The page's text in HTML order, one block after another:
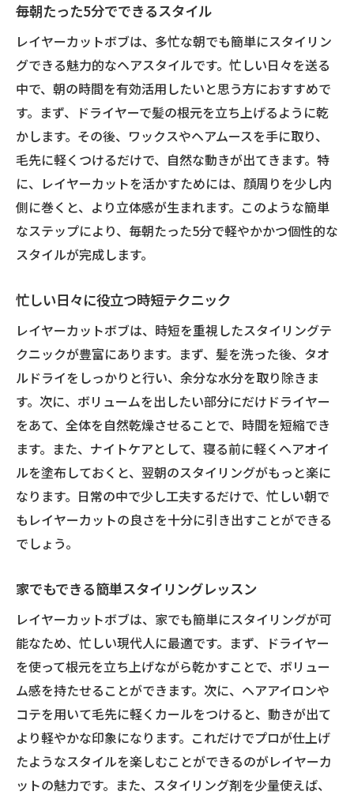
毎朝たった5分でできるスタイル
レイヤーカットボブは、多忙な朝でも簡単にスタイリン
グできる魅力的なヘアスタイルです。忙しい日々を送る
中で、朝の時間を有効活用したいと思う方におすすめで
す。まず、ドライヤーで髪の根元を立ち上げるように乾
かします。その後、ワックスやヘアムースを手に取り、
毛先に軽くつけるだけで、自然な動きが出てきます。特
に、レイヤーカットを活かすためには、顔周りを少し内
側に巻くと、より立体感が生まれます。このような簡単
なステップにより、毎朝たった5分で軽やかかつ個性的な
スタイルが完成します。
忙しい日々に役立つ時短テクニック
レイヤーカットボブは、時短を重視したスタイリングテ
クニックが豊富にあります。まず、髪を洗った後、タオ
ルドライをしっかりと行い、余分な水分を取り除きま
す。次に、ボリュームを出したい部分にだけドライヤー
をあて、全体を自然乾燥させることで、時間を短縮でき
ます。また、ナイトケアとして、寝る前に軽くヘアオイ
ルを塗布しておくと、翌朝のスタイリングがもっと楽に
なります。日常の中で少し工夫するだけで、忙しい朝で
もレイヤーカットの良さを十分に引き出すことができる
でしょう。
家でもできる簡単スタイリングレッスン
レイヤーカットボブは、家でも簡単にスタイリングが可
能なため、忙しい現代人に最適です。まず、ドライヤー
を使って根元を立ち上げながら乾かすことで、ボリュー
ム感を持たせることができます。次に、ヘアアイロンや
コテを用いて毛先に軽くカールをつけると、動きが出て
より軽やかな印象になります。これだけでプロが仕上げ
たようなスタイルを楽しむことができるのがレイヤーカ
ットの魅力です。また、スタイリング剤を少量使えば、